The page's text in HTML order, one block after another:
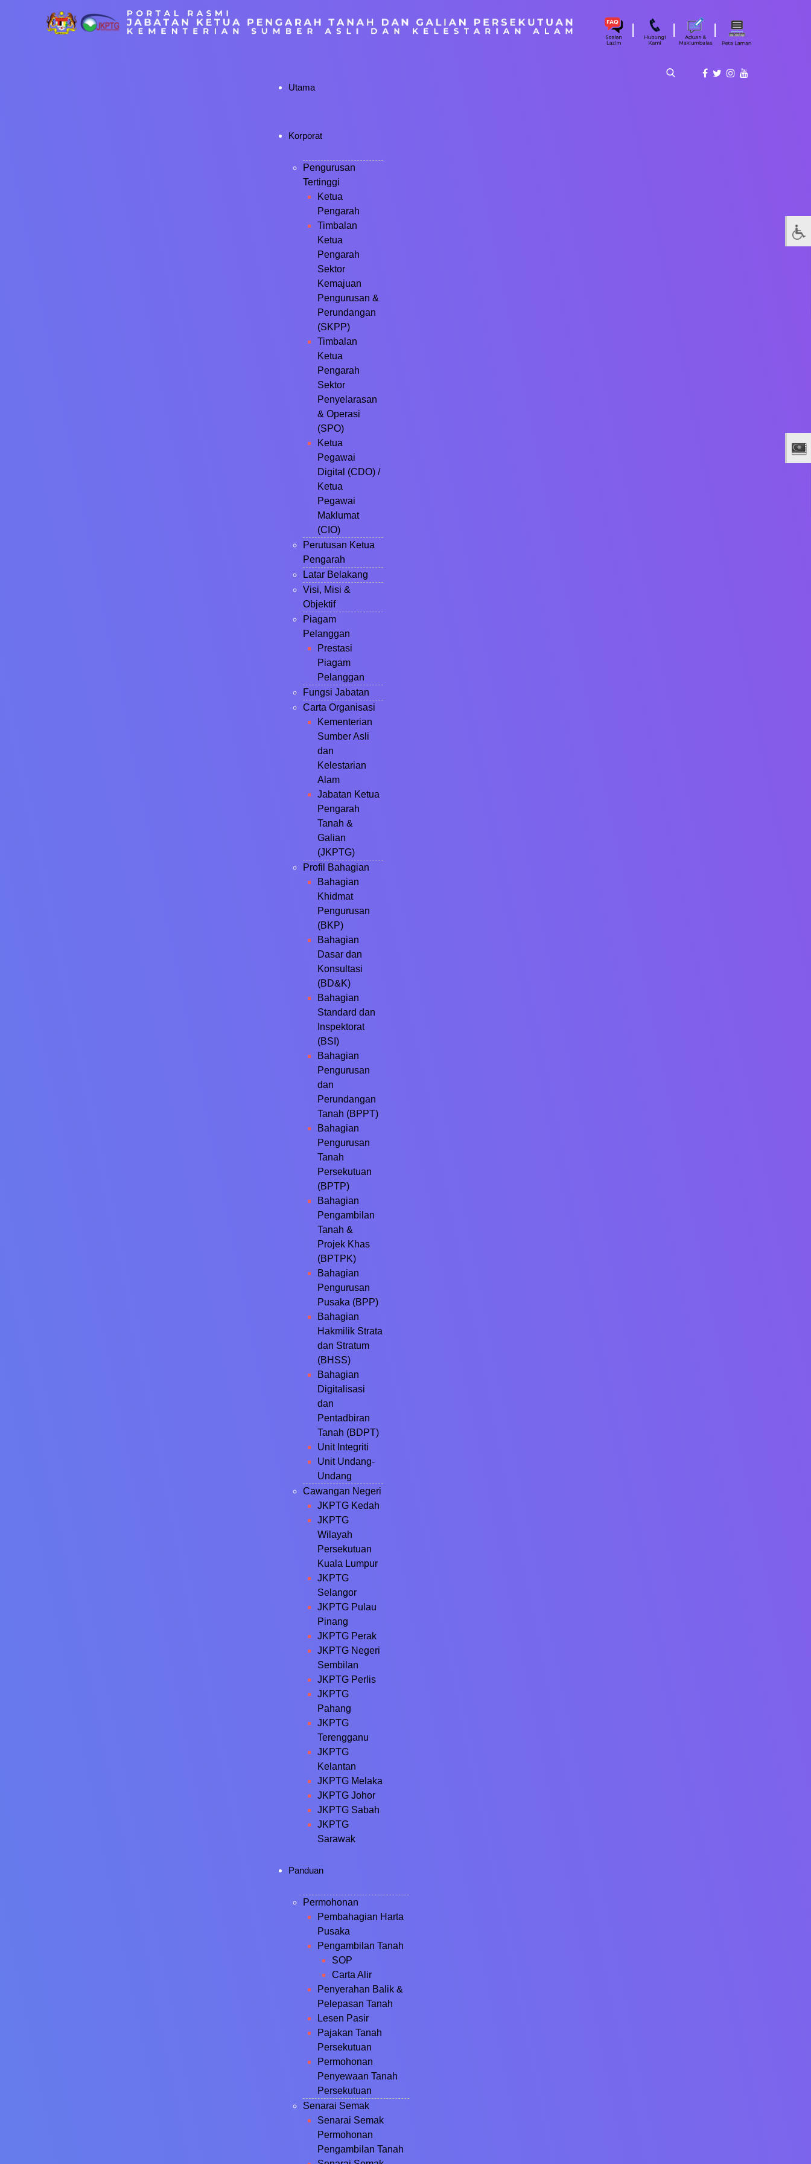
| | |
Utama
Korporat
Pengurusan
Tertinggi
Ketua
Pengarah
Timbalan
Ketua
Pengarah
Sektor
Kemajuan
Pengurusan &
Perundangan
(SKPP)
Timbalan
Ketua
Pengarah
Sektor
Penyelarasan
& Operasi
(SPO)
Ketua
Pegawai
Digital (CDO) /
Ketua
Pegawai
Maklumat
(CIO)
Perutusan Ketua
Pengarah
Latar Belakang
Visi, Misi &
Objektif
Piagam
Pelanggan
Prestasi
Piagam
Pelanggan
Fungsi Jabatan
Carta Organisasi
Kementerian
Sumber Asli
dan
Kelestarian
Alam
Jabatan Ketua
Pengarah
Tanah &
Galian
(JKPTG)
Profil Bahagian
Bahagian
Khidmat
Pengurusan
(BKP)
Bahagian
Dasar dan
Konsultasi
(BD&K)
Bahagian
Standard dan
Inspektorat
(BSI)
Bahagian
Pengurusan
dan
Perundangan
Tanah (BPPT)
Bahagian
Pengurusan
Tanah
Persekutuan
(BPTP)
Bahagian
Pengambilan
Tanah &
Projek Khas
(BPTPK)
Bahagian
Pengurusan
Pusaka (BPP)
Bahagian
Hakmilik Strata
dan Stratum
(BHSS)
Bahagian
Digitalisasi
dan
Pentadbiran
Tanah (BDPT)
Unit Integriti
Unit Undang-
Undang
Cawangan Negeri
JKPTG Kedah
JKPTG
Wilayah
Persekutuan
Kuala Lumpur
JKPTG
Selangor
JKPTG Pulau
Pinang
JKPTG Perak
JKPTG Negeri
Sembilan
JKPTG Perlis
JKPTG
Pahang
JKPTG
Terengganu
JKPTG
Kelantan
JKPTG Melaka
JKPTG Johor
JKPTG Sabah
JKPTG
Sarawak
Panduan
Permohonan
Pembahagian Harta
Pusaka
Pengambilan Tanah
SOP
Carta Alir
Penyerahan Balik &
Pelepasan Tanah
Lesen Pasir
Pajakan Tanah
Persekutuan
Permohonan
Penyewaan Tanah
Persekutuan
Senarai Semak
Senarai Semak
Permohonan
Pengambilan Tanah